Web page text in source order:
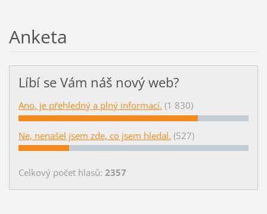
Anketa
Líbí se Vám náš nový web?
Ano, je přehledný a plný informací. (1 830)
Ne, nenašel jsem zde, co jsem hledal. (527)
Celkový počet hlasů: 2357